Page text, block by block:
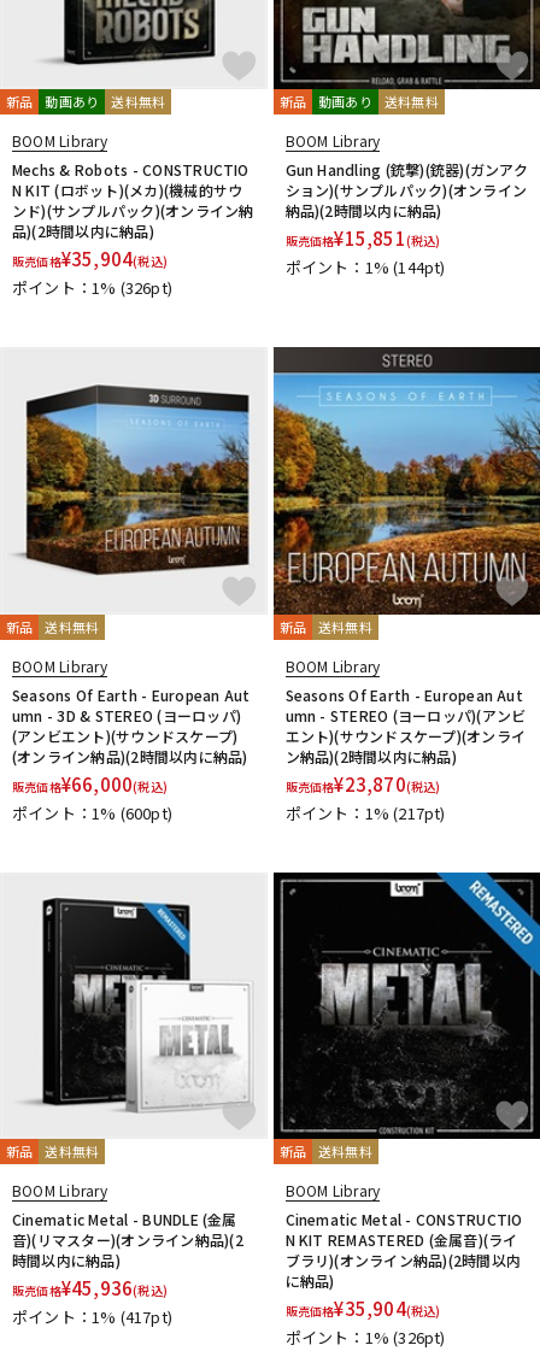
新品 動画あり 送料無料
BOOM Library
Mechs & Robots - CONSTRUCTIO
N KIT (ロボット)(メカ)(機械的サウ
ンド)(サンプルパック)(オンライン納
品)(2時間以内に納品)
販売価格¥35,904(税込)
ポイント：1% (326pt)
新品 動画あり 送料無料
BOOM Library
Gun Handling (銃撃)(銃器)(ガンアク
ション)(サンプルパック)(オンライン
納品)(2時間以内に納品)
販売価格¥15,851(税込)
ポイント：1%(144pt)
新品 送料無料
BOOM Library
Seasons Of Earth - European Aut
umn - 3D & STEREO (ヨーロッパ)
(アンビエント)(サウンドスケープ)
(オンライン納品)(2時間以内に納品)
販売価格¥66,000(税込)
ポイント：1% (600pt)
新品 送料無料
BOOM Library
Seasons Of Earth - European Aut
umn - STEREO (ヨーロッパ)(アンビ
エント)(サウンドスケープ)(オンライ
ン納品)(2時間以内に納品)
販売価格¥23,870(税込)
ポイント：1%(217pt)
新品 送料無料
BOOM Library
Cinematic Metal - BUNDLE (金属
音)(リマスター)(オンライン納品)(2
時間以内に納品)
販売価格¥45,936(税込)
ポイント：1% (417pt)
新品 送料無料
BOOM Library
Cinematic Metal - CONSTRUCTIO
N KIT REMASTERED (金属音)(ライ
ブラリ)(オンライン納品)(2時間以内
に納品)
販売価格¥35,904(税込)
ポイント：1%(326pt)